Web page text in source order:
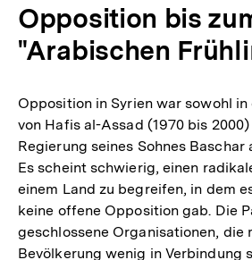
Opposition bis
"Arabischen
Opposition in Syrien war sowohl
von Hafis al-Assad (1970 bis
Regierung seines Sohnes Baschar
Es scheint schwierig, einen
einem Land zu begreifen, in dem
keine offene Opposition gab. Die
geschlossene Organisationen, die
Bevölkerung wenig in Verbindung